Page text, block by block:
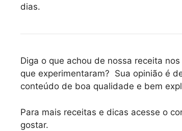
dias.
Diga o que achou de nossa receita
que experimentaram? Sua opinião é
conteúdo de boa qualidade e bem
Para mais receitas e dicas acesse o
gostar.